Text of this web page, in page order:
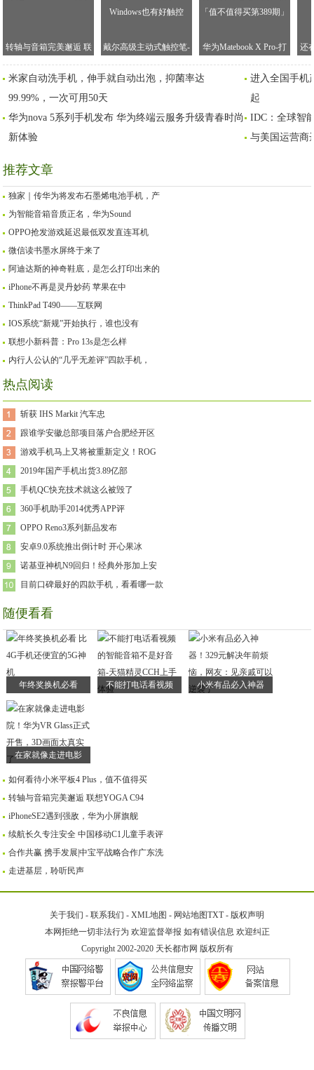
转轴与音箱完美邂逅 联
想YOGA C940评测
戴尔高级主动式触控笔-
PN579X评测：Windows
也有好触控
华为Matebook X Pro-打
破传统笔记本的桎梏
「值不值得买第389期」
还
米家自动洗手机，伸手就自动出泡，抑菌率达
99.99%，一次可用50天
进入全国手机
起
华为nova 5系列手机发布 华为终端云服务升级青春时尚
新体验
IDC：全球智
与美国运营商
推荐文章
独家｜传华为将发布石墨烯电池手机，产
为智能音箱音质正名，华为Sound
OPPO抢发游戏延迟最低双发直连耳机
微信读书墨水屏终于来了
阿迪达斯的神奇鞋底，是怎么打印出来的
iPhone不再是灵丹妙药 苹果在中
ThinkPad T490——互联网
IOS系统“新规”开始执行，谁也没有
联想小新科普：Pro 13s是怎么样
内行人公认的“几乎无差评”四款手机，
热点阅读
斩获 IHS Markit 汽车忠
跟谁学安徽总部项目落户合肥经开区
游戏手机马上又将被重新定义！ROG
2019年国产手机出货3.89亿部
手机QC快充技术就这么被毁了
360手机助手2014优秀APP评
OPPO Reno3系列新品发布
安卓9.0系统推出倒计时 开心果冰
诺基亚神机N9回归！经典外形加上安
目前口碑最好的四款手机，看看哪一款
随便看看
年终奖换机必看 不能打电话看视频 小米有品必入神器
在家就像走进电影
如何看待小米平板4 Plus，值不值得买
转轴与音箱完美邂逅 联想YOGA C94
iPhoneSE2遇到强敌，华为小屏旗舰
续航长久专注安全 中国移动C1儿童手表评
合作共赢 携手发展|中宝平战略合作广东洗
走进基层，聆听民声
关于我们 - 联系我们 - XML地图 - 网站地图TXT- 版权声明
本网拒绝一切非法行为 欢迎监督举报 如有错误信息 欢迎纠正
Copyright 2002-2020 天长都市网 版权所有